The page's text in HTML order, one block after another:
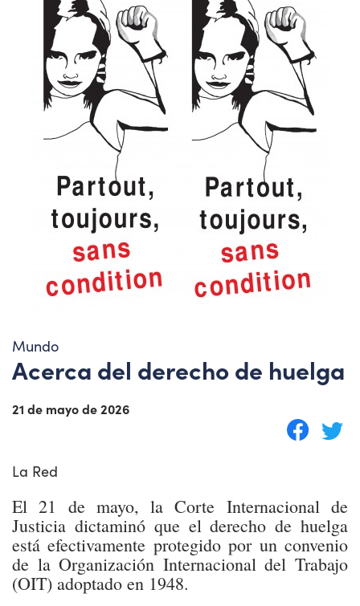
Mundo
Acerca del derecho de huelga
21 de mayo de 2026
La Red
El 21 de mayo, la Corte Internacional de
Justicia dictaminó que el derecho de huelga
está efectivamente protegido por un convenio
de la Organización Internacional del Trabajo
(OIT) adoptado en 1948.